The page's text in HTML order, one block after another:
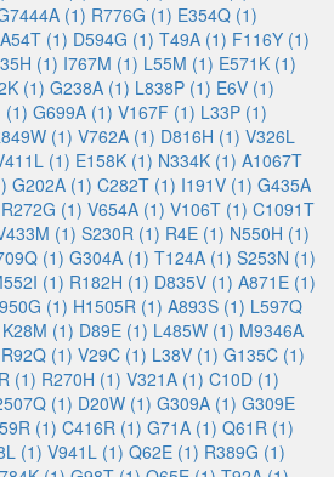
(1) R776G (1) E354Q (1)
A54T (1) D594G (1) T49A (1) F116Y (1)
(1) I767M (1) L55M (1) E571K (1)
(1) G238A (1) L838P (1) E6V (1)
(1) G699A (1) V167F (1) L33P (1)
(1) V762A (1) D816H (1) V326L
(1) E158K (1) N334K (1) A1067T
G202A (1) C282T (1) I191V (1) G435A
R272G (1) V654A (1) V106T (1) C1091T
(1) S230R (1) R4E (1) N550H (1)
(1) G304A (1) T124A (1) S253N (1)
(1) R182H (1) D835V (1) A871E (1)
(1) H1505R (1) A893S (1) L597Q
K28M (1) D89E (1) L485W (1) M9346A
R92Q (1) V29C (1) L38V (1) G135C (1)
(1) R270H (1) V321A (1) C10D (1)
(1) D20W (1) G309A (1) G309E
(1) C416R (1) G71A (1) Q61R (1)
(1) V941L (1) Q62E (1) R389G (1)